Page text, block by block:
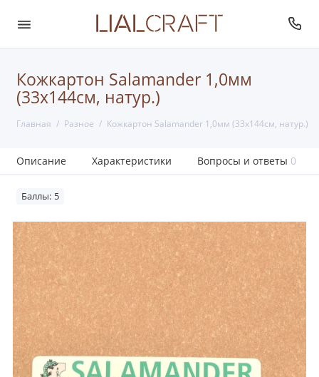
Кожкартон Salamander 1,0мм
(33х144см, натур.)
Главная Разное Кожкартон Salamander 1,0мм (33х144см, натур.)
Описание Характеристики Вопросы и ответы 0
Баллы: 5